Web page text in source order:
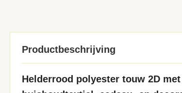
Productbeschrijving
Helderrood polyester touw 2D